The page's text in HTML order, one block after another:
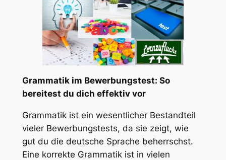
Grammatik im Bewerbungstest: So
bereitest du dich effektiv vor
Grammatik ist ein wesentlicher Bestandteil
vieler Bewerbungstests, da sie zeigt, wie
gut du die deutsche Sprache beherrschst.
Eine korrekte Grammatik ist in vielen